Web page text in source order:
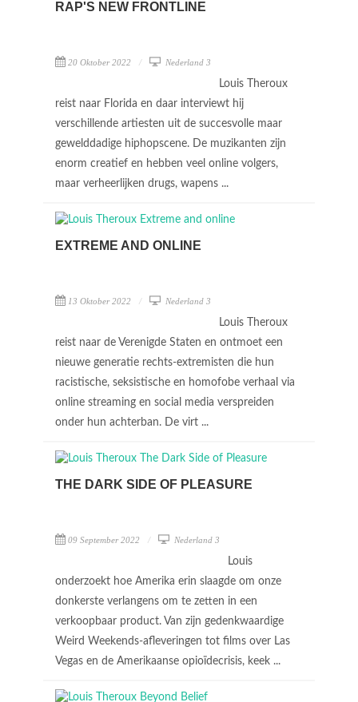
RAP'S NEW FRONTLINE
20 Oktober 2022 Nederland 3
Louis Theroux
reist naar Florida en daar interviewt hij
verschillende artiesten uit de succesvolle maar
gewelddadige hiphopscene. De muzikanten zijn
enorm creatief en hebben veel online volgers,
maar verheerlijken drugs, wapens ...
EXTREME AND ONLINE
13 Oktober 2022 Nederland 3
Louis Theroux
reist naar de Verenigde Staten en ontmoet een
nieuwe generatie rechts-extremisten die hun
racistische, seksistische en homofobe verhaal via
online streaming en social media verspreiden
onder hun achterban. De virt ...
THE DARK SIDE OF PLEASURE
09 September 2022 Nederland 3
Louis
onderzoekt hoe Amerika erin slaagde om onze
donkerste verlangens om te zetten in een
verkoopbaar product. Van zijn gedenkwaardige
Weird Weekends-afleveringen tot films over Las
Vegas en de Amerikaanse opioïdecrisis, keek ...